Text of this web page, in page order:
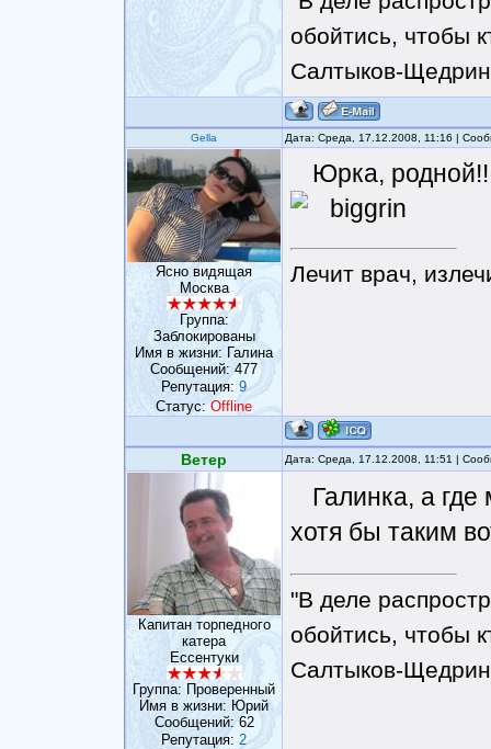
обойтись, чтобы
Салтыков-
Gella Дата: Среда, 17.12.2008, 11:16 |
Ясно видящая
Москва
Группа:
Заблокированы
Имя в жизни: Галина
Сообщений: 477
Репутация: 9
Статус:Offline
Юрка,
Лечит врач,
Ветер Дата: Среда, 17.12.2008, 11:51 |
Капитан торпедного
катера
Ессентуки
Группа: Проверенный
Имя в жизни: Юрий
Сообщений:62
Репутация: 2
Галинка, а
хотя бы таким
"В деле
обойтись, чтобы
Салтыков-